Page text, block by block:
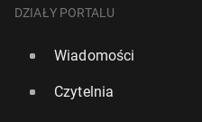
DZIAŁY PORTALU
Wiadomości
Czytelnia